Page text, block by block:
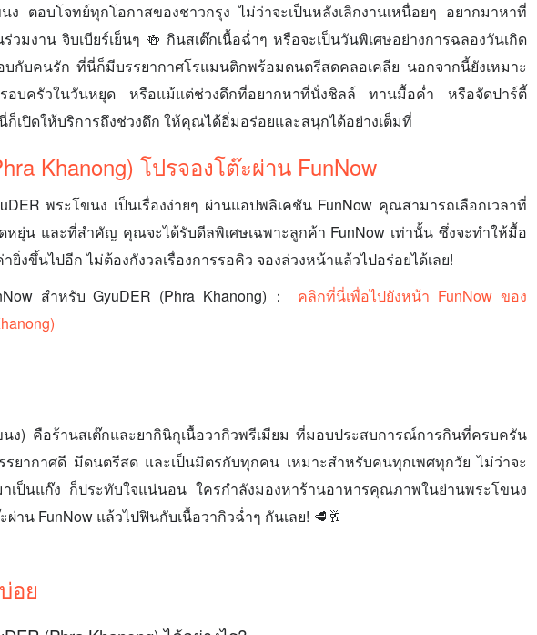
ง ตอบโจทย์ทุกโอกาสของชาวกรุง ไม่ว่าจะเป็นหลังเลิกงานเหนื่อยๆ อยากมาหาที่
วมงาน จิบเบียร์เย็นๆ 🍻 กินสเต๊กเนื้อฉ่ำๆ หรือจะเป็นวันพิเศษอย่างการฉลองวันเกิด
กับคนรัก ที่นี่ก็มีบรรยากาศโรแมนติกพร้อมดนตรีสดคลอเคลีย นอกจากนี้ยังเหมาะ
อบครัวในวันหยุด หรือแม้แต่ช่วงดึกที่อยากหาที่นั่งชิลล์ ทานมื้อค่ำ หรือจัดปาร์ตี้
ก็เปิดให้บริการถึงช่วงดึก ให้คุณได้อิ่มอร่อยและสนุกได้อย่างเต็มที่
Khanong) โปรจองโต๊ะผ่าน FunNow
พระโขนง เป็นเรื่องง่ายๆ ผ่านแอปพลิเคชัน FunNow คุณสามารถเลือกเวลาที่
หยุ่น และที่สำคัญ คุณจะได้รับดีลพิเศษเฉพาะลูกค้า FunNow เท่านั้น ซึ่งจะทำให้มื้อ
งขึ้นไปอีก ไม่ต้องกังวลเรื่องการรอคิว จองล่วงหน้าแล้วไปอร่อยได้เลย!
สำหรับ GyuDER (Phra Khanong)： คลิกที่นี่เพื่อไปยังหน้า FunNow ของ
นง) คือร้านสเต๊กและยากินิกุเนื้อวากิวพรีเมียม ที่มอบประสบการณ์การกินที่ครบครัน
รยากาศดี มีดนตรีสด และเป็นมิตรกับทุกคน เหมาะสำหรับคนทุกเพศทุกวัย ไม่ว่าจะ
เป็นแก๊ง ก็ประทับใจแน่นอน ใครกำลังมองหาร้านอาหารคุณภาพในย่านพระโขนง
ผ่าน FunNow แล้วไปฟินกับเนื้อวากิวฉ่ำๆ กันเลย! 🥩🥂
อย